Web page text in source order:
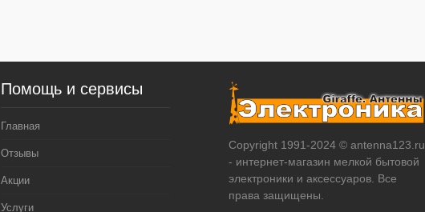
Помощь и сервисы
Главная
Отзывы
Акции
Услуги
Copyright 1991-2024 © antenna123.ru
- интернет-магазин мелкой бытовой
электроники и аксессуаров. Все
права защищены.